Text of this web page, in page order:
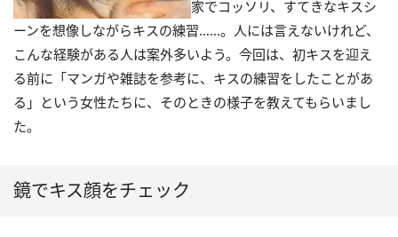
家でコッソリ、すてきなキスシ
ーンを想像しながらキスの練習……。人には言えないけれど、
こんな経験がある人は案外多いよう。今回は、初キスを迎え
る前に「マンガや雑誌を参考に、キスの練習をしたことがあ
る」という女性たちに、そのときの様子を教えてもらいまし
た。
鏡でキス顔をチェック